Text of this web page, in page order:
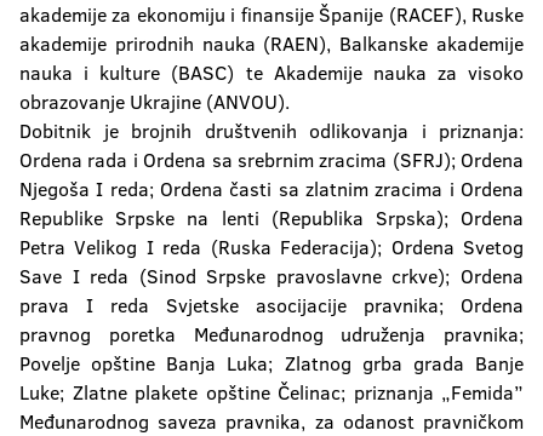
akademije za ekonomiju i finansije Španije (RACEF), Ruske
akademije prirodnih nauka (RAEN), Balkanske akademije
nauka i kulture (BASC) te Akademije nauka za visoko
obrazovanje Ukrajine (ANVOU).
Dobitnik je brojnih društvenih odlikovanja i priznanja:
Ordena rada i Ordena sa srebrnim zracima (SFRJ); Ordena
Njegoša I reda; Ordena časti sa zlatnim zracima i Ordena
Republike Srpske na lenti (Republika Srpska); Ordena
Petra Velikog I reda (Ruska Federacija); Ordena Svetog
Save I reda (Sinod Srpske pravoslavne crkve); Ordena
prava I reda Svjetske asocijacije pravnika; Ordena
pravnog poretka Međunarodnog udruženja pravnika;
Povelje opštine Banja Luka; Zlatnog grba grada Banje
Luke; Zlatne plakete opštine Čelinac; priznanja „Femida”
Međunarodnog saveza pravnika, za odanost pravničkom